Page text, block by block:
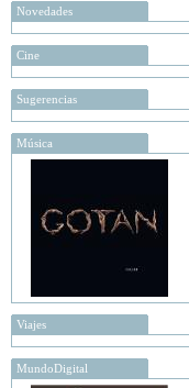
Novedades
Cine
Sugerencias
Música
Viajes
MundoDigital